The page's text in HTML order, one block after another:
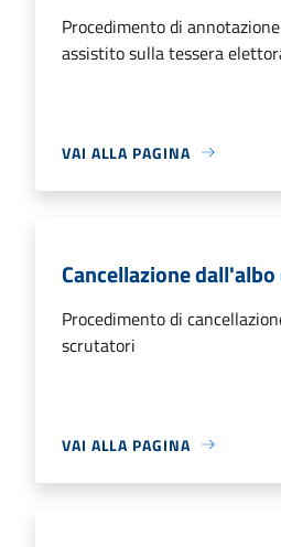
Procedimento di
assistito sulla tessera
VAI ALLA PAGINA
Cancellazione
Procedimento di
scrutatori
VAI ALLA PAGINA